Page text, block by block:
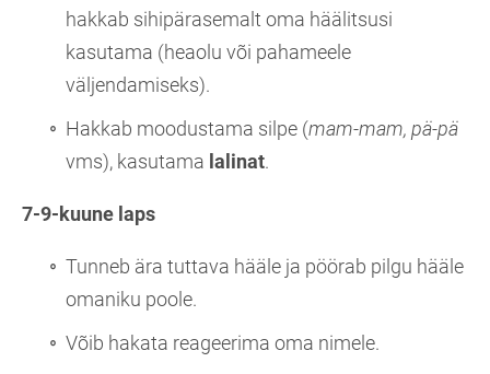
hakkab sihipärasemalt oma häälitsusi
kasutama (heaolu või pahameele
väljendamiseks).
Hakkab moodustama silpe (mam-mam, pä-pä
vms), kasutama lalinat.
7-9-kuune laps
Tunneb ära tuttava hääle ja pöörab pilgu hääle
omaniku poole.
Võib hakata reageerima oma nimele.